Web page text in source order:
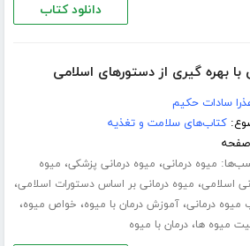
دانلود کتاب
با بهره گیری از دستورهای اسلامی
سادات حکیم
کتاب‌های سلامت و تغذیه
میوه درمانی، میوه درمانی پزشکی، میوه
اسلامی، میوه درمانی بر اساس دستورات اسلامی،
میوه درمانی،آموزش درمان با میوه، خواص میوه،
میوه ها،درمان با میوه